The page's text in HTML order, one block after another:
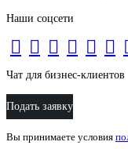
Наши соцсети
Чат для бизнес-клиентов
Подать заявку
Вы принимаете условия